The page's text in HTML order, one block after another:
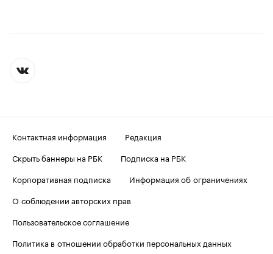
Контактная информация
Редакция
Скрыть баннеры на РБК
Подписка на РБК
Корпоративная подписка
Информация об ограничениях
О соблюдении авторских прав
Пользовательское соглашение
Политика в отношении обработки персональных данных